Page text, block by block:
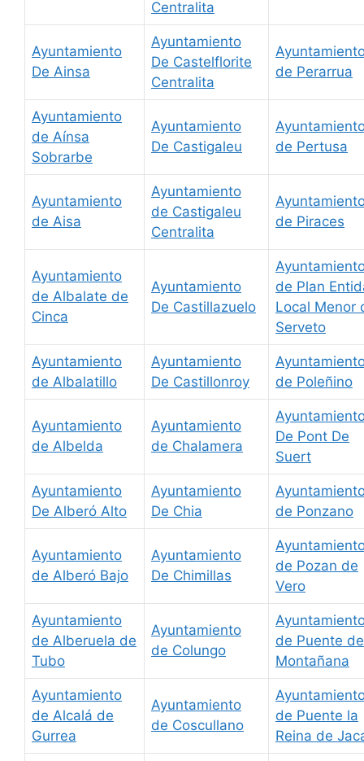
Centralita
Ayuntamiento
De Ainsa
Ayuntamiento
De Castelflorite
Centralita
de Perarrua
Ayuntamiento
de Aínsa
Sobrarbe
Ayuntamiento
De Castigaleu
de Pertusa
Ayuntamiento
de Aisa
Ayuntamiento
de Castigaleu
Centralita
de Piraces
Ayuntamiento
de Albalate de
Cinca
Ayuntamiento
De Castillazuelo
de Plan
Local Menor
Serveto
Ayuntamiento
de Albalatillo
Ayuntamiento
De Castillonroy
de Poleñino
Ayuntamiento
de Albelda
Ayuntamiento
de Chalamera
De Pont De
Suert
Ayuntamiento
De Alberó Alto
Ayuntamiento
De Chia
de Ponzano
Ayuntamiento
de Alberó Bajo
Ayuntamiento
De Chimillas
de Pozan de
Vero
Ayuntamiento
de Alberuela de
Tubo
Ayuntamiento
de Colungo
de Puente de
Montañana
Ayuntamiento
de Alcalá de
Gurrea
Ayuntamiento
de Coscullano
de Puente la
Reina de